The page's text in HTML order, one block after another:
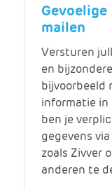
mailen
Versturen
en
bijvoorbeeld
informatie in
ben je
gegevens
zoals Zivver
anderen te